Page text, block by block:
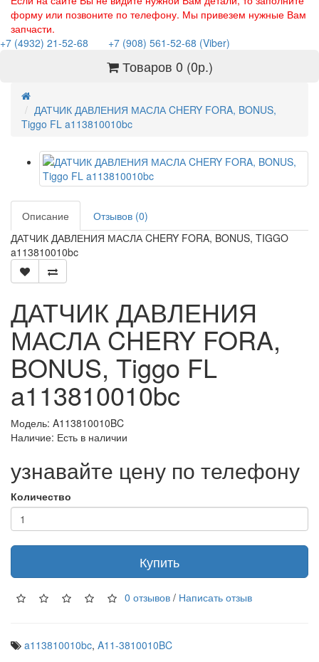
форму или позвоните по телефону. Мы привезем нужные Вам
запчасти.
+7 (4932) 21-52-68
+7 (908) 561-52-68 (Viber)
Товаров 0 (0р.)
ДАТЧИК ДАВЛЕНИЯ МАСЛА CHERY FORA, BONUS,
Tiggo FL a113810010bc
Описание
Отзывов (0)
ДАТЧИК ДАВЛЕНИЯ МАСЛА CHERY FORA, BONUS, TIGGO
a113810010bc
ДАТЧИК ДАВЛЕНИЯ
МАСЛА CHERY FORA,
BONUS, Tiggo FL
a113810010bc
Модель: A113810010BC
Наличие: Есть в наличии
узнавайте цену по телефону
Количество
Купить
0 отзывов / Написать отзыв
a113810010bc, A11-3810010BC